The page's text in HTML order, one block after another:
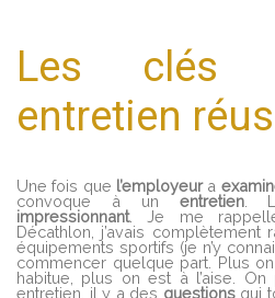
Les clés
entretien
Une fois que l’employeura
convoque à un entretien.
impressionnant. Je me
Décathlon, j’avais
équipements sportifs (je n’y
commencer quelque part. Plus on
habitue, plus on est à l’aise. On
entretien, il y a des questionsqui